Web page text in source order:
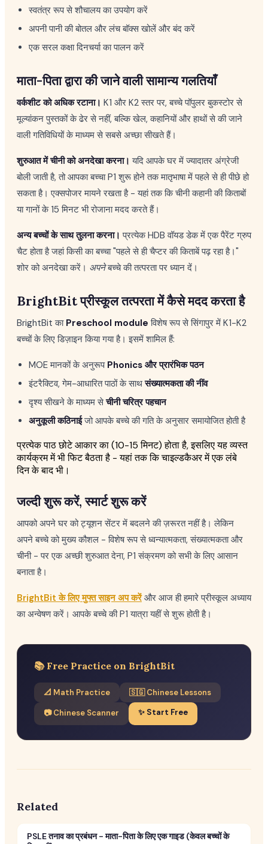
स्वतंत्र रूप से शौचालय का उपयोग करें
अपनी पानी की बोतल और लंच बॉक्स खोलें और बंद करें
एक सरल कक्षा दिनचर्या का पालन करें
माता-पिता द्वारा की जाने वाली सामान्य गलतियाँ
वर्कशीट को अधिक रटाना। K1 और K2 स्तर पर, बच्चे पॉपुलर बुकस्टोर से
मूल्यांकन पुस्तकों के ढेर से नहीं, बल्कि खेल, कहानियों और हाथों से की जाने
वाली गतिविधियों के माध्यम से सबसे अच्छा सीखते हैं।
शुरुआत में चीनी को अनदेखा करना। यदि आपके घर में ज्यादातर अंग्रेजी
बोली जाती है, तो आपका बच्चा P1 शुरू होने तक मातृभाषा में पहले से ही पीछे हो
सकता है। एक्सपोजर मायने रखता है - यहां तक कि चीनी कहानी की किताबों
या गानों के 15 मिनट भी रोजाना मदद करते हैं।
अन्य बच्चों के साथ तुलना करना। प्रत्येक HDB वॉयड डेक में एक पैरेंट ग्रुप
चैट होता है जहां किसी का बच्चा "पहले से ही चैप्टर की किताबें पढ़ रहा है।"
शोर को अनदेखा करें। अपनेबच्चे की तत्परता पर ध्यान दें।
BrightBit प्रीस्कूल तत्परता में कैसे मदद करता है
BrightBit का Preschool module विशेष रूप से सिंगापुर में K1-K2
बच्चों के लिए डिज़ाइन किया गया है। इसमें शामिल हैं:
MOE मानकों के अनुरूप Phonics और प्रारंभिक पठन
इंटरैक्टिव, गेम-आधारित पाठों के साथसंख्यात्मकता की नींव
दृश्य सीखने के माध्यम सेचीनी चरित्र पहचान
अनुकूली कठिनाईजो आपके बच्चे की गति के अनुसार समायोजित होती है
प्रत्येक पाठ छोटे आकार का (10-15 मिनट) होता है, इसलिए यह व्यस्त
कार्यक्रम में भी फिट बैठता है - यहां तक कि चाइल्डकैअर में एक लंबे
दिन के बाद भी।
जल्दी शुरू करें, स्मार्ट शुरू करें
आपको अपने घर को ट्यूशन सेंटर में बदलने की ज़रूरत नहीं है। लेकिन
अपने बच्चे को मुख्य कौशल - विशेष रूप से ध्वन्यात्मकता, संख्यात्मकता और
चीनी - पर एक अच्छी शुरुआत देना, P1 संक्रमण को सभी के लिए आसान
बनाता है।
BrightBit के लिए मुफ्त साइन अप करेंऔर आज ही हमारे प्रीस्कूल अध्याय
का अन्वेषण करें। आपके बच्चे की P1 यात्रा यहीं से शुरू होती है।
📚 Free Practice on BrightBit
📐 Math Practice
🇸🇬 Chinese Lessons
📷 Chinese Scanner
✨ Start Free
Related
PSLE तनाव का प्रबंधन - माता-पिता के लिए एक गाइड (केवल बच्चों के